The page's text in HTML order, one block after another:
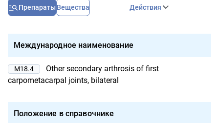
Препараты Вещества Действия
Международное наименование
M18.4
Other secondary arthrosis of first
carpometacarpal joints, bilateral
Положение в справочнике